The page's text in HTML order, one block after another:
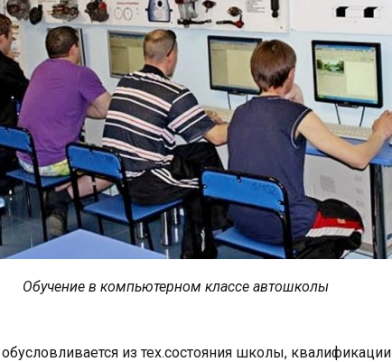
Обучение в компьютерном классе автошколы
из тех.состояния школы, квалификации